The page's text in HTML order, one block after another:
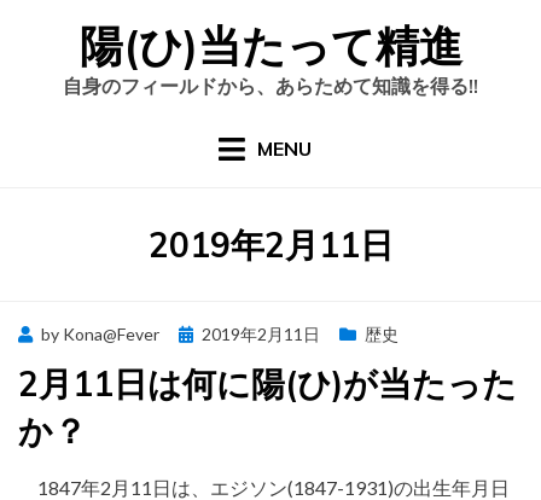
陽(ひ)当たって精進
自身のフィールドから、あらためて知識を得る!!
MENU
日
:
2019年2月11日
by Kona@Fever
Posted
2019年2月11日 歴史
2月11日は何に陽(ひ)が当たった
か？
1847年2月11日は、エジソン(1847-1931)の出生年月日